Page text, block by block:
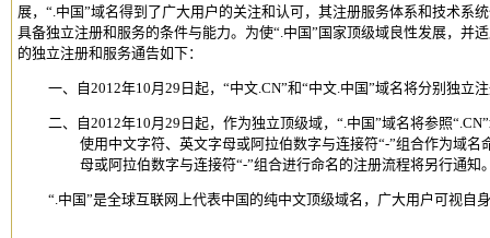
展，“.中国”域名得到了广大用户的关注和认可，其注册服务体系和技术系
具备独立注册和服务的条件与能力。为使“.中国”国家顶级域良性发展，并
的独立注册和服务通告如下：
一、自2012年10月29日起，“中文.CN”和“中文.中国”域名将分别独立
二、自2012年10月29日起，作为独立顶级域，“.中国”域名将参照
使用中文字符、英文字母或阿拉伯数字与连接符“-”组合作为域
母或阿拉伯数字与连接符“-”组合进行命名的注册流程将另行通知
“.中国”是全球互联网上代表中国的纯中文顶级域名，广大用户可视自